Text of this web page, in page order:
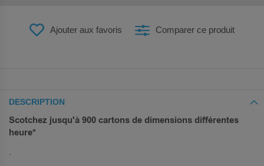
Ajouter aux favoris Comparer ce produit
DESCRIPTION
Scotchez jusqu'à 900 cartons de dimensions différentes
heure*
.